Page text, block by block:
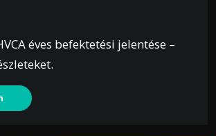
éves befektetési jelentése –